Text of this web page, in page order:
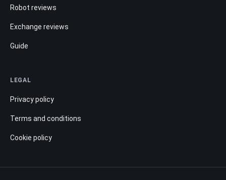
Robot reviews
Exchange reviews
Guide
LEGAL
Privacy policy
Terms and conditions
Cookie policy